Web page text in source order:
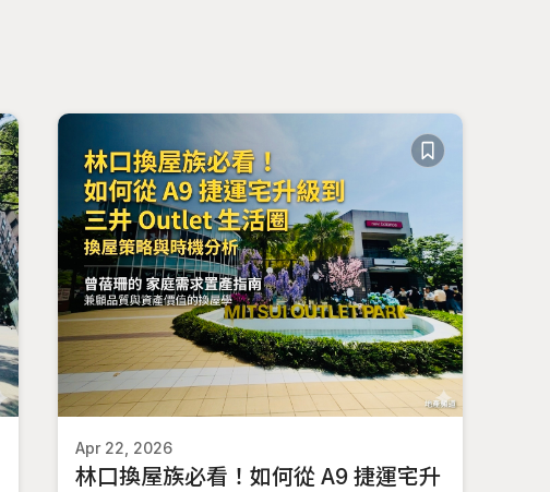
Apr 22, 2026
林口換屋族必看！如何從 A9 捷運宅升